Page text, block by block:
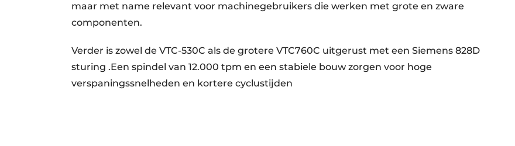
maar met name relevant voor machinegebruikers die werken met grote en zware
componenten.
Verder is zowel de VTC-530C als de grotere VTC760C uitgerust met een Siemens 828D
sturing .Een spindel van 12.000 tpm en een stabiele bouw zorgen voor hoge
verspaningssnelheden en kortere cyclustijden